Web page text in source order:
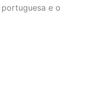
e o